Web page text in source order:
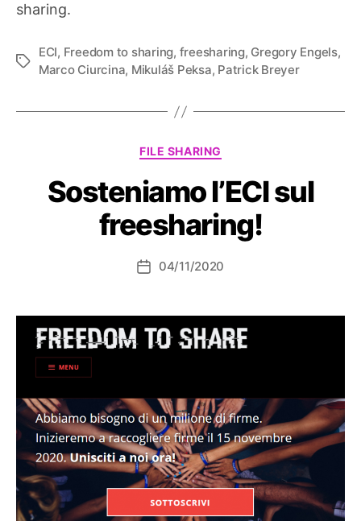
sharing.
Tag
ECI, Freedom to sharing, freesharing, Gregory Engels,
Marco Ciurcina, Mikuláš Peksa, Patrick Breyer
Categorie
FILE SHARING
Sosteniamo l’ECI sul
freesharing!
Data04/11/2020